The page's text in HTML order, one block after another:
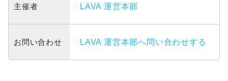
主催者 LAVA 運営本部
お問い合わせ LAVA 運営本部へ問い合わせする